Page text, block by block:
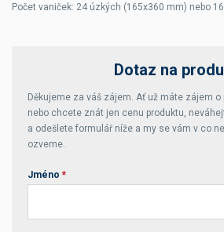
Počet vaniček: 24 úzkých (165x360 mm) nebo
Dotaz na
Děkujeme za váš zájem. Ať už máte zájem
nebo chcete znát jen cenu produktu,
a odešlete formulář níže a my se vám v co
ozveme.
Jméno *